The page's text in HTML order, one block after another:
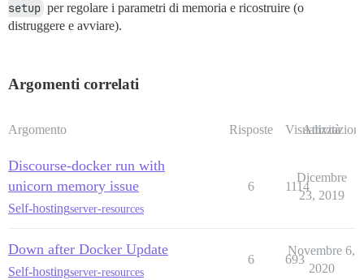
setup per regolare i parametri di memoria e ricostruire (o
distruggere e avviare).
Argomenti correlati
Argomento Risposte Visualizzazioni
Attività
Discourse-docker run with
unicorn memory issue
Self-hostingserver-resources
6 1114
Dicembre
23, 2019
Down after Docker Update
Self-hostingserver-resources
6 693
Novembre 6,
2020